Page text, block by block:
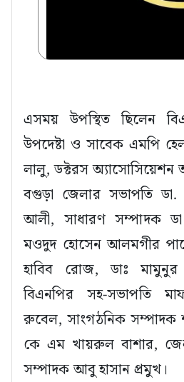
এসময় উপস্থিত ছিলেন
উপদেষ্টা ও সাবেক এমপি
লালু, ডক্টরস অ্যাসোসিয়েশন
বগুড়া জেলার সভাপতি ডা.
আলী, সাধারণ সম্পাদক
মওদুদ হোসেন আলমগীর
হাবিব রোজ, ডাঃ
বিএনপির সহ-সভাপতি
রুবেল, সাংগঠনিক সম্পাদক
কে এম খায়রুল বাশার,
সম্পাদক আবু হাসান প্রমুখ।